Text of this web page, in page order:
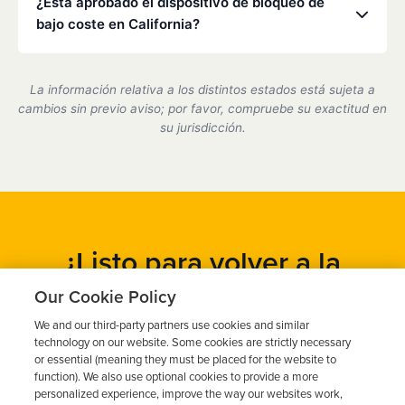
servicio en uno de nuestros centros asociados.
bajo coste en California?
de encendido certificado por el estado de California
y cumplimos plenamente con todos los requisitos
La información relativa a los distintos estados está sujeta a
cambios sin previo aviso; por favor, compruebe su exactitud en
su jurisdicción.
¿Listo para volver a la
carretera?
Obtén un presupuesto gratuito en cuestión de minutos y
programa tu instalación hoy mismo.
Our Cookie Policy
We and our third-party partners use cookies and similar
technology on our website. Some cookies are strictly necessary
or essential (meaning they must be placed for the website to
function). We also use optional cookies to provide a more
personalized experience, improve the way our websites work,